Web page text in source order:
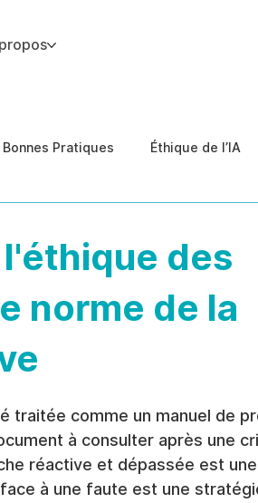
Bonnes Pratiques Éthique de l’IA
des
norme de la
traitée comme un manuel de
à consulter après une
réactive et dépassée est
à une faute est une